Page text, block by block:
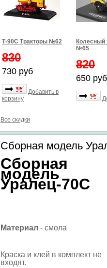
Т-90С Тракторы №62
830
730 руб
Добавить в
корзину
Колесный
№65
820
650 руб
Все скидки
Сборная модель
Сборная
модель
Уралец-70С
Материал - смола
Краска и клей в комплект не
входят.